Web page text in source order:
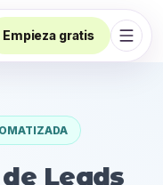
Empieza gratis
Abrir
Leads